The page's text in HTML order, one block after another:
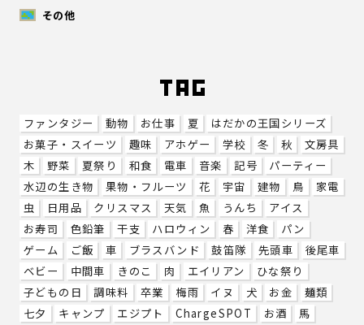
その他
ファンタジー 動物 お仕事 夏
はだかの王国シリーズ
お菓子・スイーツ
趣味 アホゲー 学校 冬 秋
文房具
木
野菜 夏祭り 和食 電車 音楽 記号
パーティー
水辺の生き物
果物・フルーツ 花 宇宙 建物 鳥
家電
虫
日用品 クリスマス 天気 魚 うんち
アイス
お寿司
色鉛筆 干支 ハロウィン 春 洋食
パン
ゲーム
ご飯 車 ブラスバンド 鼓笛隊 先頭車
後尾車
ベビー
中間車 きのこ 肉 エイリアン
ひな祭り
子どもの日
調味料 卒業 梅雨 イヌ 犬 お金
麺類
七夕
キャンプ エジプト ChargeSPOT お酒
馬